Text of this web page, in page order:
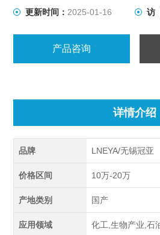
更新时间： 2025-01-16 访
产品咨询
详情介绍
品牌 LNEYA/无锡冠亚
价格区间 10万-20万
产地类别 国产
应用领域 化工,生物产业,石